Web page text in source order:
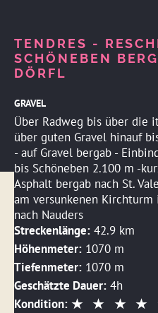
TENDRES -
SCHÖNEBEN
DÖRFL
GRAVEL
Über Radweg bis über die
über guten Gravel hinauf
- auf Gravel bergab -
bis Schöneben 2.100 m -
Asphalt bergab nach St.
am versunkenen
nach Nauders
Streckenlänge: 42.9 km
Höhenmeter: 1070 m
Tiefenmeter: 1070 m
Geschätzte Dauer: 4h
Kondition: